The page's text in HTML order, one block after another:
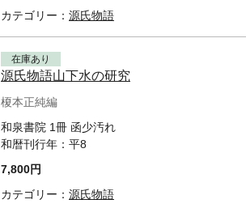
カテゴリー： 源氏物語
在庫あり
源氏物語山下水の研究
榎本正純編
和泉書院 1冊 函少汚れ
和暦刊行年： 平8
7,800円
カテゴリー： 源氏物語